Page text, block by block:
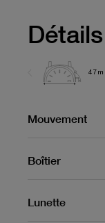
Mouvement
Boîtier
Lunette